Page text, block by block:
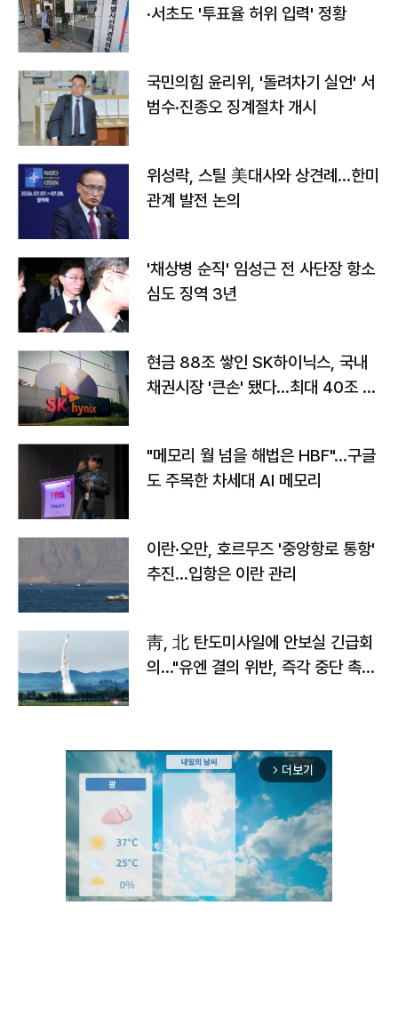
·서초도 '투표율 허위 입력' 정황
국민의힘 윤리위, '돌려차기 실언' 서
범수·진종오 징계절차 개시
위성락, 스틸 美대사와 상견례…한미
관계 발전 논의
'채상병 순직' 임성근 전 사단장 항소
심도 징역 3년
현금 88조 쌓인 SK하이닉스, 국내
채권시장 '큰손' 됐다…최대 40조 투
"메모리 월 넘을 해법은 HBF"…구글
도 주목한 차세대 AI 메모리
이란·오만, 호르무즈 '중앙항로 통항'
추진…입항은 이란 관리
靑, 北 탄도미사일에 안보실 긴급회
의…"유엔 결의 위반, 즉각 중단 촉
arrow_forward_ios 더보기